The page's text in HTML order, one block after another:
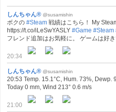
しんちゃん® @susamishin
ボクの #Steam 戦績はこちら！ My
https://t.co/iLeSwYASLY #Game #Steam
フレンド追加はお気軽に。 ゲームは好き
20:34
しんちゃん® @susamishin
20:53 Temp. 15.1°C, Hum. 73%, Dewp.
Today 0 mm, Wind 213° 0.6 m/s
21:00